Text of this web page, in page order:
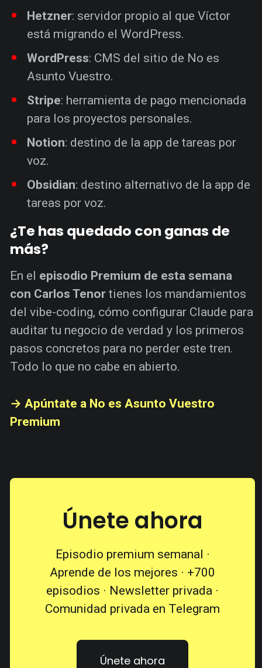
Hetzner: servidor propio al que Víctor
está migrando el WordPress.
WordPress: CMS del sitio de No es
Asunto Vuestro.
Stripe: herramienta de pago mencionada
para los proyectos personales.
Notion: destino de la app de tareas por
voz.
Obsidian: destino alternativo de la app de
tareas por voz.
¿Te has quedado con ganas de
más?
En el episodio Premium de esta semana
con Carlos Tenor tienes los mandamientos
del vibe-coding, cómo configurar Claude para
auditar tu negocio de verdad y los primeros
pasos concretos para no perder este tren.
Todo lo que no cabe en abierto.
→ Apúntate a No es Asunto Vuestro
Premium
Únete ahora
Episodio premium semanal ·
Aprende de los mejores · +700
episodios · Newsletter privada ·
Comunidad privada en Telegram
Únete ahora